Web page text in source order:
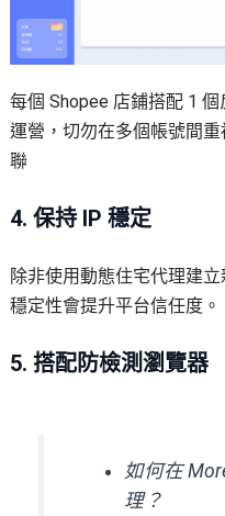
每個 Shopee 店鋪搭配 1
運營，切勿在多個帳號間
聯
4. 保持 IP 穩定
除非使用動態住宅代理建
穩定性會提升平台信任度。
5. 搭配防檢測瀏覽器
如何在
理？